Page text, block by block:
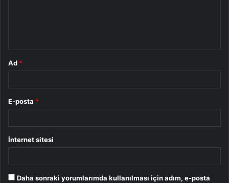
Ad *
E-posta *
İnternet sitesi
Daha sonraki yorumlarımda kullanılması için adım, e-posta